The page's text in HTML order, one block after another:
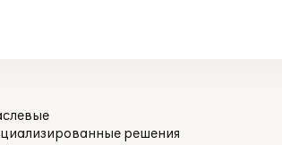
решения